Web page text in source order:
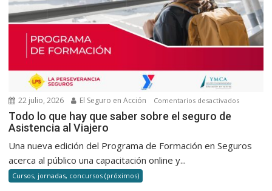
en
22 julio, 2026 El Seguro en Acción Comentarios desactivadosen
Todo lo que hay que saber sobre el seguro de
Asistencia al Viajero
Una nueva edición del Programa de Formación en Seguros
acerca al público una capacitación online y...
Cursos, jornadas, concursos (próximos)